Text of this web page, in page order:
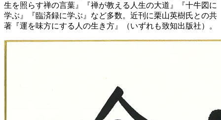
生を照らす禅の言葉』『禅が教える人生の大道』『十牛図に
学ぶ』『臨済録に学ぶ』など多数。近刊に栗山英樹氏との共
著『運を味方にする人の生き方』（いずれも致知出版社）。